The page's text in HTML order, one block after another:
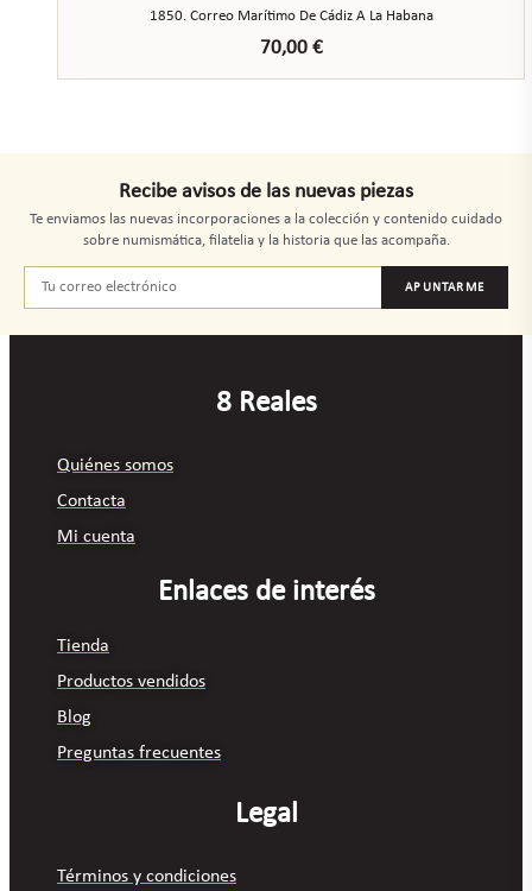
1850. Correo Marítimo De Cádiz A La Habana
70,00 €
Recibe avisos de las nuevas piezas
Te enviamos las nuevas incorporaciones a la colección y contenido cuidado
sobre numismática, filatelia y la historia que las acompaña.
APUNTARME
8 Reales
Quiénes somos
Contacta
Mi cuenta
Enlaces de interés
Tienda
Productos vendidos
Blog
Preguntas frecuentes
Legal
Términos y condiciones